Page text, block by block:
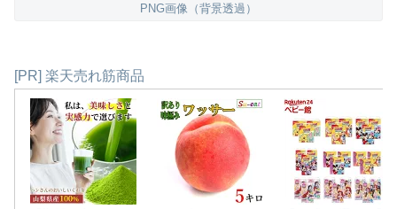
PNG画像（背景透過）
[PR] 楽天売れ筋商品